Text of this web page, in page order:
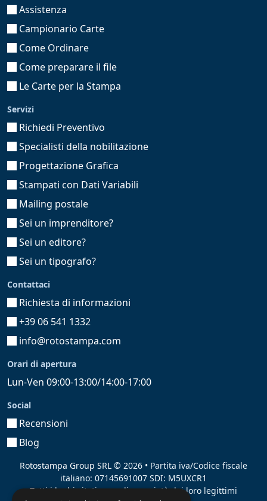
Assistenza
Campionario Carte
Come Ordinare
Come preparare il file
Le Carte per la Stampa
Servizi
Richiedi Preventivo
Specialisti della nobilitazione
Progettazione Grafica
Stampati con Dati Variabili
Mailing postale
Sei un imprenditore?
Sei un editore?
Sei un tipografo?
Contattaci
Richiesta di informazioni
+39 06 541 1332
info@rotostampa.com
Orari di apertura
Lun-Ven 09:00-13:00/14:00-17:00
Social
Recensioni
Blog
Rotostampa Group SRL © 2026 • Partita iva/Codice fiscale
italiano: 07145691007 SDI: M5UXCR1
Tutti i loghi citati sono di proprietà dei loro legittimi